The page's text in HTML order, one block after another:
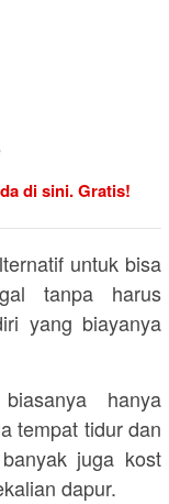
di sini. Gratis!
untuk bisa
tanpa harus
yang biayanya
hanya
tempat tidur dan
juga kost
dapur.